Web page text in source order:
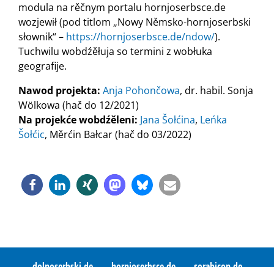
modula na rěčnym portalu hornjoserbsce.de
wozjewił (pod titlom „Nowy Němsko-hornjoserbski
słownik“ – https://hornjoserbsce.de/ndow/).
Tuchwilu wobdźěłuja so termini z wobłuka
geografije.
Nawod projekta: Anja Pohončowa, dr. habil. Sonja
Wölkowa (hač do 12/2021)
Na projekće wobdźěleni: Jana Šołćina, Leńka
Šołćic, Měrćin Bałcar (hač do 03/2022)